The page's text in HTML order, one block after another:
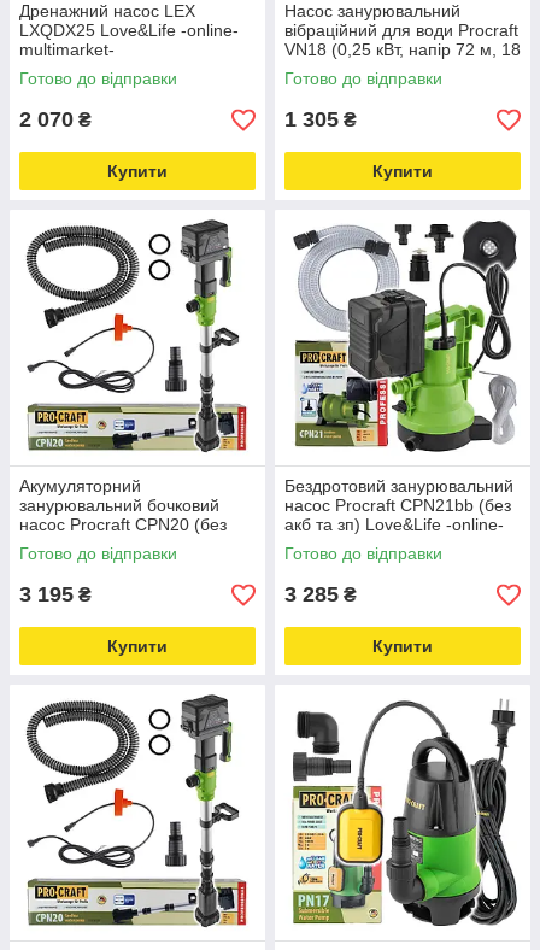
Дренажний насос LEX
LXQDX25 Love&Life -online-
multimarket-
Готово до відправки
2 070 ₴
Купити
Насос занурювальний
вібраційний для води Procraft
VN18 (0,25 кВт, напір 72 м, 18
л/хв) Love&Life -online-
multimarket-
Готово до відправки
1 305 ₴
Купити
Акумуляторний
занурювальний бочковий
насос Procraft CPN20 (без
акб та зп) Love&Life -online-
multimarket-
Готово до відправки
3 195 ₴
Купити
Бездротовий занурювальний
насос Procraft CPN21bb (без
акб та зп) Love&Life -online-
multimarket-
Готово до відправки
3 285 ₴
Купити